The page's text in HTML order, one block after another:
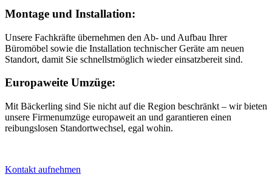
Montage und Installation:
Unsere Fachkräfte übernehmen den Ab- und Aufbau Ihrer
Büromöbel sowie die Installation technischer Geräte am neuen
Standort, damit Sie schnellstmöglich wieder einsatzbereit sind.
Europaweite Umzüge:
Mit Bäckerling sind Sie nicht auf die Region beschränkt – wir bieten
unsere Firmenumzüge europaweit an und garantieren einen
reibungslosen Standortwechsel, egal wohin.
Kontakt aufnehmen